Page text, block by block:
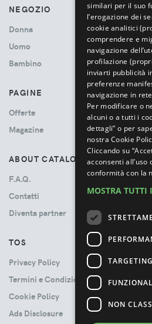
NEGOZIO
Donna
Uomo
Bambino
PAGINE
Offerte
Magazine
ABOUT CATALOVE
F.A.Q.
Contatti
Diventa partner
TOS
Privacy Policy
Termini e Condizioni
Cookie Policy
Ads Disclosure
similari per il suo
l’erogazione dei
cookie analitici
comprendere e
navigazione
profilazione
inviarti pubblicità
preferenze
navigazione in
Per modificare o
alcuni o a tutti i
dettagli” o per
nostra Cookie
Cliccando su
acconsenti all’uso
conformità con la
MOSTRA TUTTI
TARGETING
NON